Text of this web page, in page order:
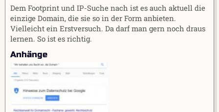
Dem Footprint und IP-Suche nach ist es auch aktuell die
einzige Domain, die sie so in der Form anbieten.
Vielleicht ein Erstversuch. Da darf man gern noch draus
lernen. So ist es richtig.
Anhänge